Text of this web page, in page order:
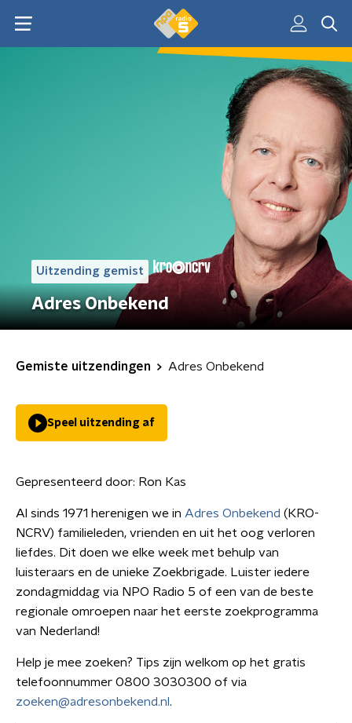
Uitzending gemist
Adres Onbekend
Gemiste uitzendingen Adres Onbekend
Speel uitzending af
Gepresenteerd door: Ron Kas
Al sinds 1971 herenigen we in Adres Onbekend (KRO-
NCRV) familieleden, vrienden en uit het oog verloren
liefdes. Dit doen we elke week met behulp van
luisteraars en de unieke Zoekbrigade. Luister iedere
zondagmiddag via NPO Radio 5 of een van de beste
regionale omroepen naar het eerste zoekprogramma
van Nederland!
Help je mee zoeken? Tips zijn welkom op het gratis
telefoonnummer 0800 3030300 of via
zoeken@adresonbekend.nl .